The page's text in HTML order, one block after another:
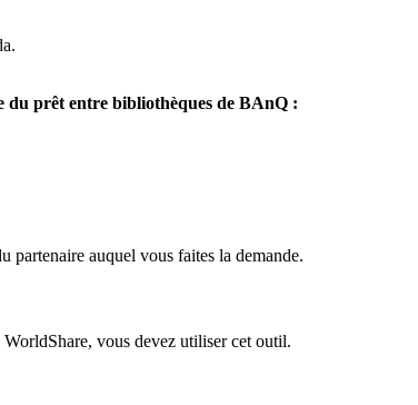
du prêt entre bibliothèques de BAnQ :
partenaire auquel vous faites la demande.
vous devez utiliser cet outil.